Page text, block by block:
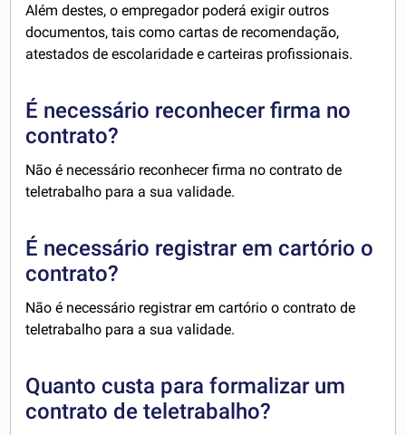
Além destes, o empregador poderá exigir outros
documentos, tais como cartas de recomendação,
atestados de escolaridade e carteiras profissionais.
É necessário reconhecer firma no
contrato?
Não é necessário reconhecer firma no contrato de
teletrabalho para a sua validade.
É necessário registrar em cartório o
contrato?
Não é necessário registrar em cartório o contrato de
teletrabalho para a sua validade.
Quanto custa para formalizar um
contrato de teletrabalho?